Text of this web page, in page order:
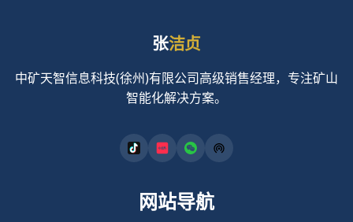
张洁贞
中矿天智信息科技(徐州)有限公司高级销售经理，专注矿山
智能化解决方案。
网站导航